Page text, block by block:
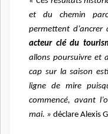
et du chemin
permettent d’ancrer
acteur clé du
allons poursuivre et
cap sur la saison
ligne de mire
commencé, avant
mai. » déclare Alexis